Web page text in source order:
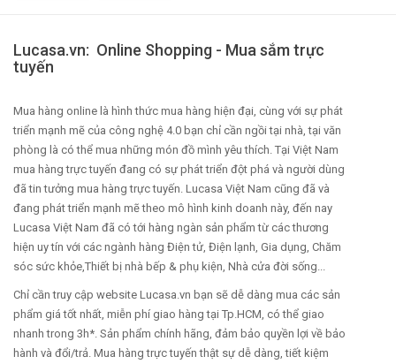
Lucasa.vn: Online Shopping - Mua sắm trực
tuyến
Mua hàng online là hình thức mua hàng hiện đại, cùng với sự phát
triển mạnh mẽ của công nghệ 4.0 bạn chỉ cần ngồi tại nhà, tại văn
phòng là có thể mua những món đồ mình yêu thích. Tại Việt Nam
mua hàng trực tuyến đang có sự phát triển đột phá và người dùng
đã tin tưởng mua hàng trực tuyến. Lucasa Việt Nam cũng đã và
đang phát triển mạnh mẽ theo mô hình kinh doanh này, đến nay
Lucasa Việt Nam đã có tới hàng ngàn sản phẩm từ các thương
hiện uy tín với các ngành hàng Điện tử, Điện lạnh, Gia dụng, Chăm
sóc sức khỏe,Thiết bị nhà bếp & phụ kiện, Nhà cửa đời sống...
Chỉ cần truy cập website Lucasa.vn bạn sẽ dễ dàng mua các sản
phẩm giá tốt nhất, miễn phí giao hàng tại Tp.HCM, có thể giao
nhanh trong 3h*. Sản phẩm chính hãng, đảm bảo quyền lợi về bảo
hành và đổi/trả. Mua hàng trực tuyến thật sự dễ dàng, tiết kiệm